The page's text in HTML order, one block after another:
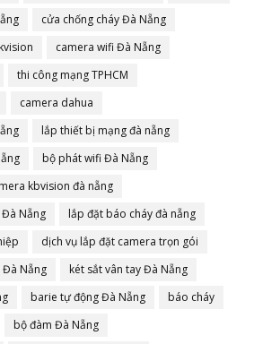
cửa chống cháy Đà Nẵng
camera wifi Đà Nẵng
thi công mạng TPHCM
camera dahua
lắp thiết bị mạng đà nẵng
bộ phát wifi Đà Nẵng
kbvision đà nẵng
Nẵng
lắp đặt báo cháy đà nẵng
dịch vụ lắp đặt camera trọn gói
Đà Nẵng
két sắt vân tay Đà Nẵng
barie tự động Đà Nẵng
báo cháy
bộ đàm Đà Nẵng